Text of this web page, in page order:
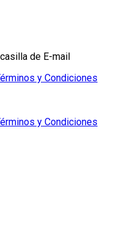
de E-mail
y Condiciones
y Condiciones